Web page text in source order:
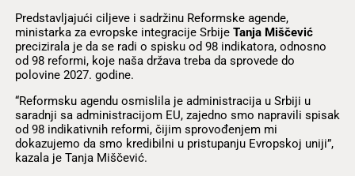
Predstavljajući ciljeve i sadržinu Reformske agende,
ministarka za evropske integracije Srbije Tanja Miščević
precizirala je da se radi o spisku od 98 indikatora, odnosno
od 98 reformi, koje naša država treba da sprovede do
polovine 2027. godine.
“Reformsku agendu osmislila je administracija u Srbiji u
saradnji sa administracijom EU, zajedno smo napravili spisak
od 98 indikativnih reformi, čijim sprovođenjem mi
dokazujemo da smo kredibilni u pristupanju Evropskoj uniji”,
kazala je Tanja Miščević.